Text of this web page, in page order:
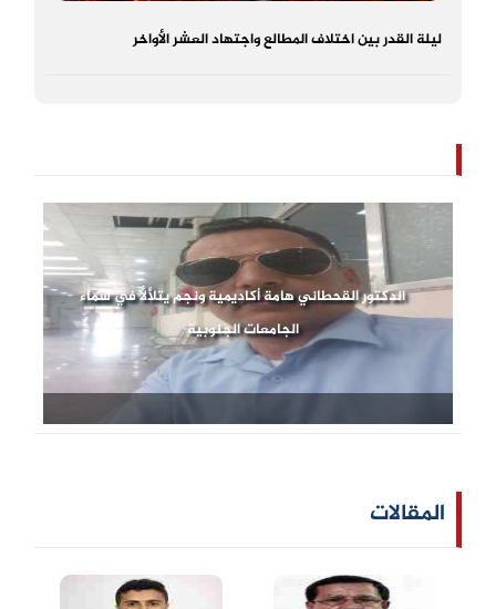
ليلة القدر بين اختلاف المطالع واجتهاد العشر الأواخر
الدكتور القحطاني هامة أكاديمية ونجم يتلألأ في سماء
الجامعات الجنوبية
المقالات